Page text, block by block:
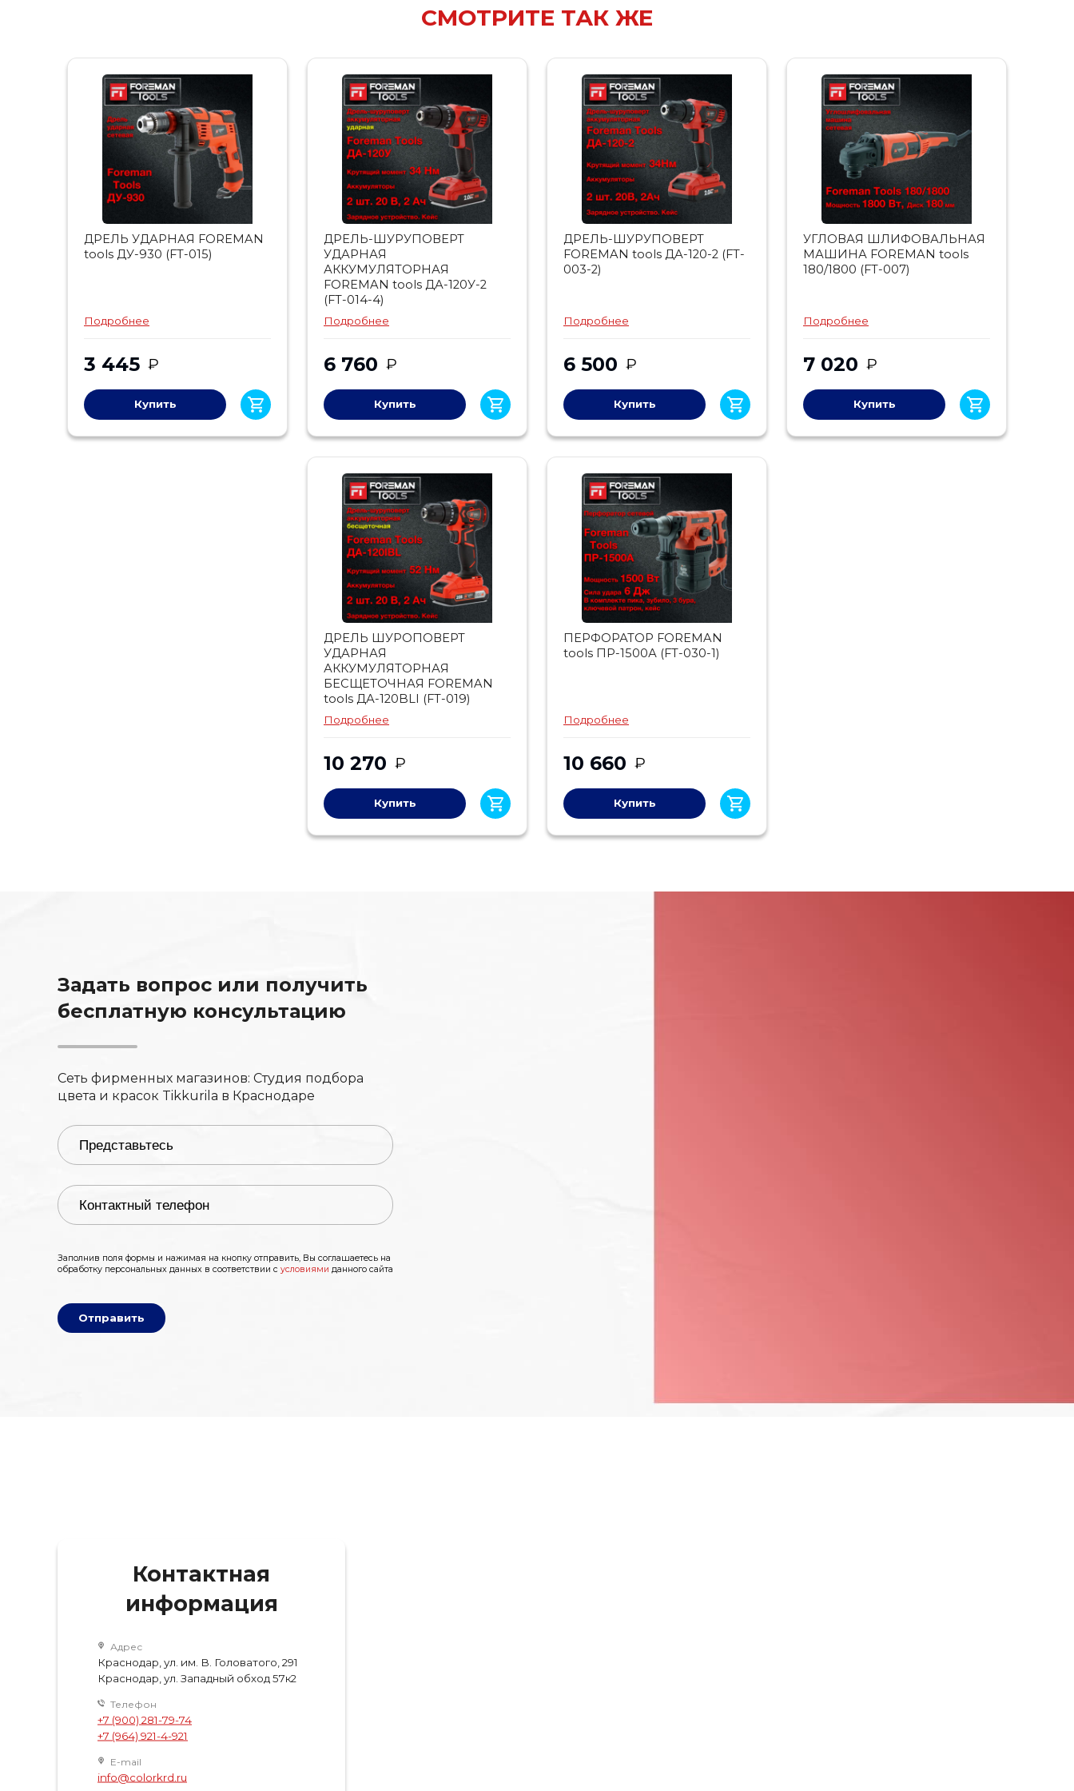
СМОТРИТЕ ТАК ЖЕ
ДРЕЛЬ УДАРНАЯ FOREMAN
tools ДУ-930 (FT-015)
Подробнее
3 445 ₽
Купить
ДРЕЛЬ-ШУРУПОВЕРТ
УДАРНАЯ
АККУМУЛЯТОРНАЯ
FOREMAN tools ДА-120У-2
(FT-014-4)
Подробнее
6 760 ₽
Купить
ДРЕЛЬ-ШУРУПОВЕРТ
FOREMAN tools ДА-120-2 (FT-
003-2)
Подробнее
6 500 ₽
Купить
УГЛОВАЯ ШЛИФОВАЛЬНАЯ
МАШИНА FOREMAN tools
180/1800 (FT-007)
Подробнее
7 020 ₽
Купить
ДРЕЛЬ ШУРОПОВЕРТ
УДАРНАЯ
АККУМУЛЯТОРНАЯ
БЕСЩЕТОЧНАЯ FOREMAN
tools ДА-120BLI (FT-019)
Подробнее
10 270 ₽
Купить
ПЕРФОРАТОР FOREMAN
tools ПР-1500А (FT-030-1)
Подробнее
10 660 ₽
Купить
Задать вопрос или получить
бесплатную консультацию
Сеть фирменных магазинов: Студия подбора
цвета и красок Tikkurila в Краснодаре
Заполнив поля формы и нажимая на кнопку отправить, Вы соглашаетесь на
обработку персональных данных в соответствии с условиями данного сайта
Отправить
Контактная
информация
Адрес
Краснодар, ул. им. В. Головатого, 291
Краснодар, ул. Западный обход 57к2
Телефон
+7 (900) 281-79-74
+7 (964) 921-4-921
E-mail
info@colorkrd.ru